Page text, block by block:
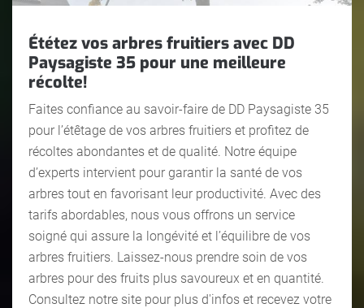
Ététez vos arbres fruitiers avec DD
Paysagiste 35 pour une meilleure
récolte!
Faites confiance au savoir-faire de DD Paysagiste 35
pour l’étêtage de vos arbres fruitiers et profitez de
récoltes abondantes et de qualité. Notre équipe
d’experts intervient pour garantir la santé de vos
arbres tout en favorisant leur productivité. Avec des
tarifs abordables, nous vous offrons un service
soigné qui assure la longévité et l’équilibre de vos
arbres fruitiers. Laissez-nous prendre soin de vos
arbres pour des fruits plus savoureux et en quantité.
Consultez notre site pour plus d'infos et recevez votre